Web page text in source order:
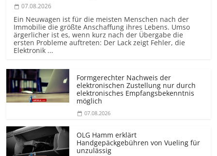
07.08.2026
Ein Neuwagen ist für die meisten Menschen nach der
Immobilie die größte Anschaffung ihres Lebens. Umso
ärgerlicher ist es, wenn kurz nach der Übergabe die
ersten Probleme auftreten: Der Lack zeigt Fehler, die
Elektronik ...
Formgerechter Nachweis der
elektronischen Zustellung nur durch
elektronisches Empfangsbekenntnis
möglich
07.08.2026
OLG Hamm erklärt
Handgepäckgebühren von Vueling für
unzulässig